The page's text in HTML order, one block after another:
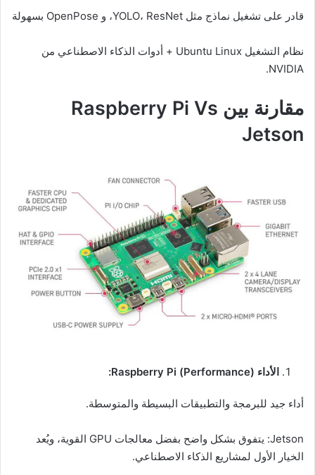
قادر على تشغيل نماذج مثل YOLO، ResNet، و OpenPose بسهولة
نظام التشغيل Ubuntu Linux + أدوات الذكاء الاصطناعي من
NVIDIA.
مقارنة بين Raspberry Pi Vs
Jetson
الأداء (Performance) Raspberry Pi:
أداء جيد للبرمجة والتطبيقات البسيطة والمتوسطة.
Jetson: يتفوق بشكل واضح بفضل معالجات GPU القوية، ويُعد
الخيار الأول لمشاريع الذكاء الاصطناعي.